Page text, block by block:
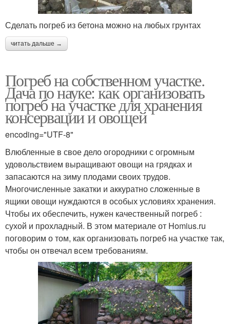
Сделать погреб из бетона можно на любых грунтах
читать дальше →
Погреб на собственном участке.
Дача по науке: как организовать
погреб на участке для хранения
консервации и овощей
encoding="UTF-8"
Влюбленные в свое дело огородники с огромным
удовольствием выращивают овощи на грядках и
запасаются на зиму плодами своих трудов.
Многочисленные закатки и аккуратно сложенные в
ящики овощи нуждаются в особых условиях хранения.
Чтобы их обеспечить, нужен качественный погреб :
сухой и прохладный. В этом материале от Homius.ru
поговорим о том, как организовать погреб на участке так,
чтобы он отвечал всем требованиям.